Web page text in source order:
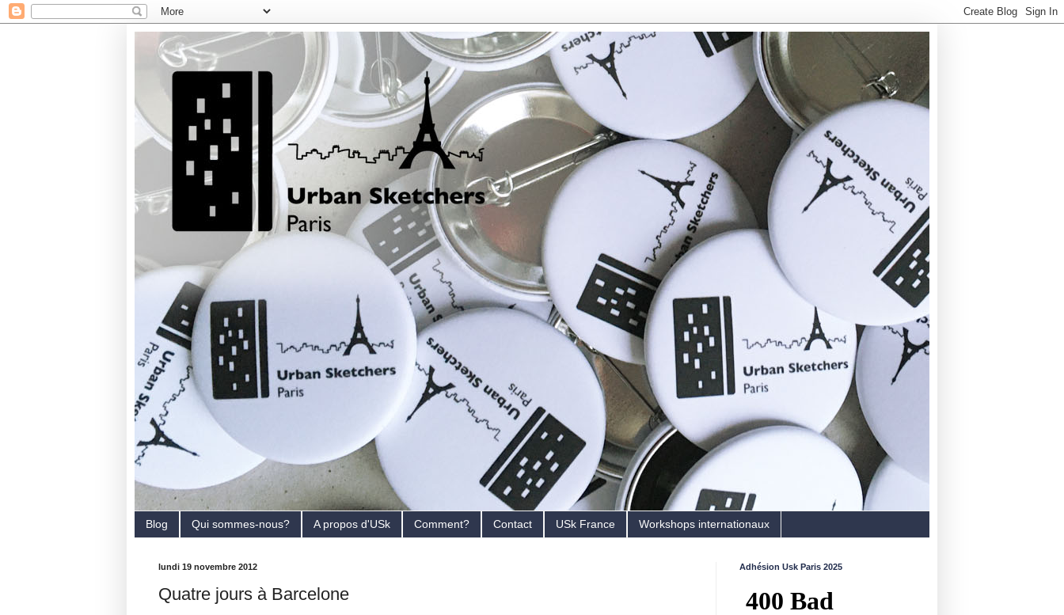
Blog Qui sommes-nous? A propos d'USk Comment? Contact USk France Workshops internationaux
lundi 19 novembre 2012
Quatre jours à Barcelone
Adhésion Usk Paris 2025